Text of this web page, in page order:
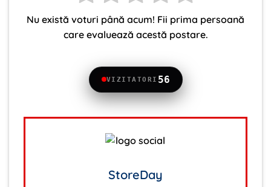
Nu există voturi până acum! Fii prima persoană
care evaluează acestă postare.
VIZITATORI 56
StoreDay